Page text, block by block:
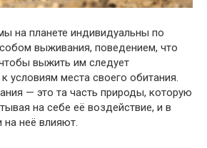
на планете индивидуальны по
выживания, поведением, что
выжить им следует
условиям места своего обитания.
— это та часть природы, которую
на себе её воздействие, и в
неё влияют.